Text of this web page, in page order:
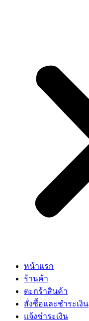
หน้าแรก
ร้านค้า
ตะกร้าสินค้า
สั่งซื้อและชำระเงิน
แจ้งชำระเงิน